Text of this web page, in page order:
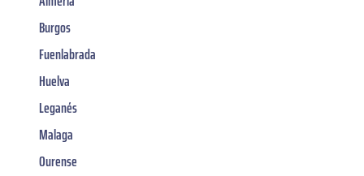
Burgos
Fuenlabrada
Huelva
Leganés
Malaga
Ourense